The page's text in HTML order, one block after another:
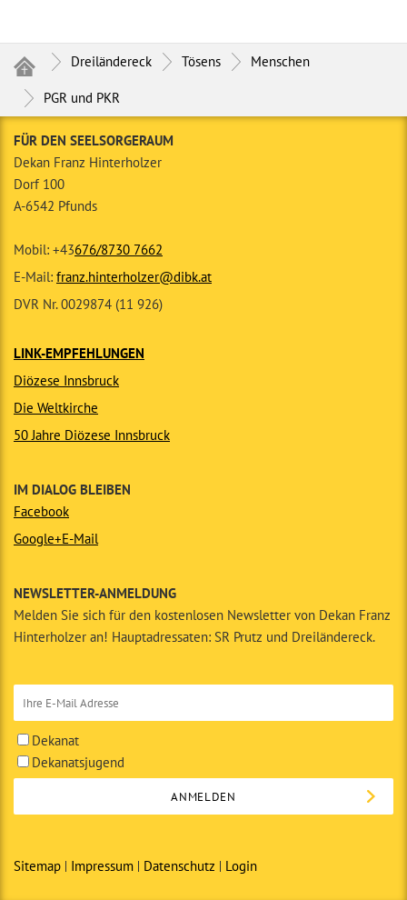
Dreiländereck Tösens Menschen
PGR und PKR
FÜR DEN SEELSORGERAUM
Dekan Franz Hinterholzer
Dorf 100
A-6542 Pfunds
Mobil: +43676/8730 7662
E-Mail: franz.hinterholzer@dibk.at
DVR Nr. 0029874 (11 926)
LINK-EMPFEHLUNGEN
Diözese Innsbruck
Die Weltkirche
50 Jahre Diözese Innsbruck
IM DIALOG BLEIBEN
Facebook
Google+E-Mail
NEWSLETTER-ANMELDUNG
Melden Sie sich für den kostenlosen Newsletter von Dekan Franz
Hinterholzer an! Hauptadressaten: SR Prutz und Dreiländereck.
Dekanat
Dekanatsjugend
Sitemap Impressum Datenschutz Login